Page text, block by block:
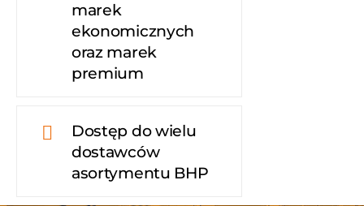
marek
ekonomicznych
oraz marek
premium
Dostęp do wielu
dostawców
asortymentu BHP